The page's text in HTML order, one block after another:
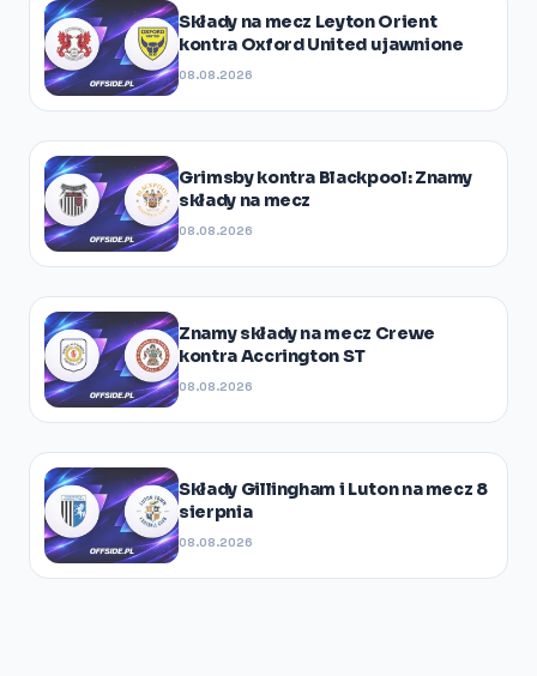
Składy na mecz Leyton Orient
kontra Oxford United ujawnione
08.08.2026
Grimsby kontra Blackpool: Znamy
składy na mecz
08.08.2026
Znamy składy na mecz Crewe
kontra Accrington ST
08.08.2026
Składy Gillingham i Luton na mecz 8
sierpnia
08.08.2026